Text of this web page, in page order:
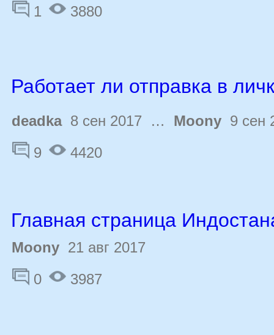
1
3880
Работает ли отправка в
deadka8 сен 2017 … Moony 9 сен
9
4420
Главная страница
Moony 21 авг 2017
0
3987